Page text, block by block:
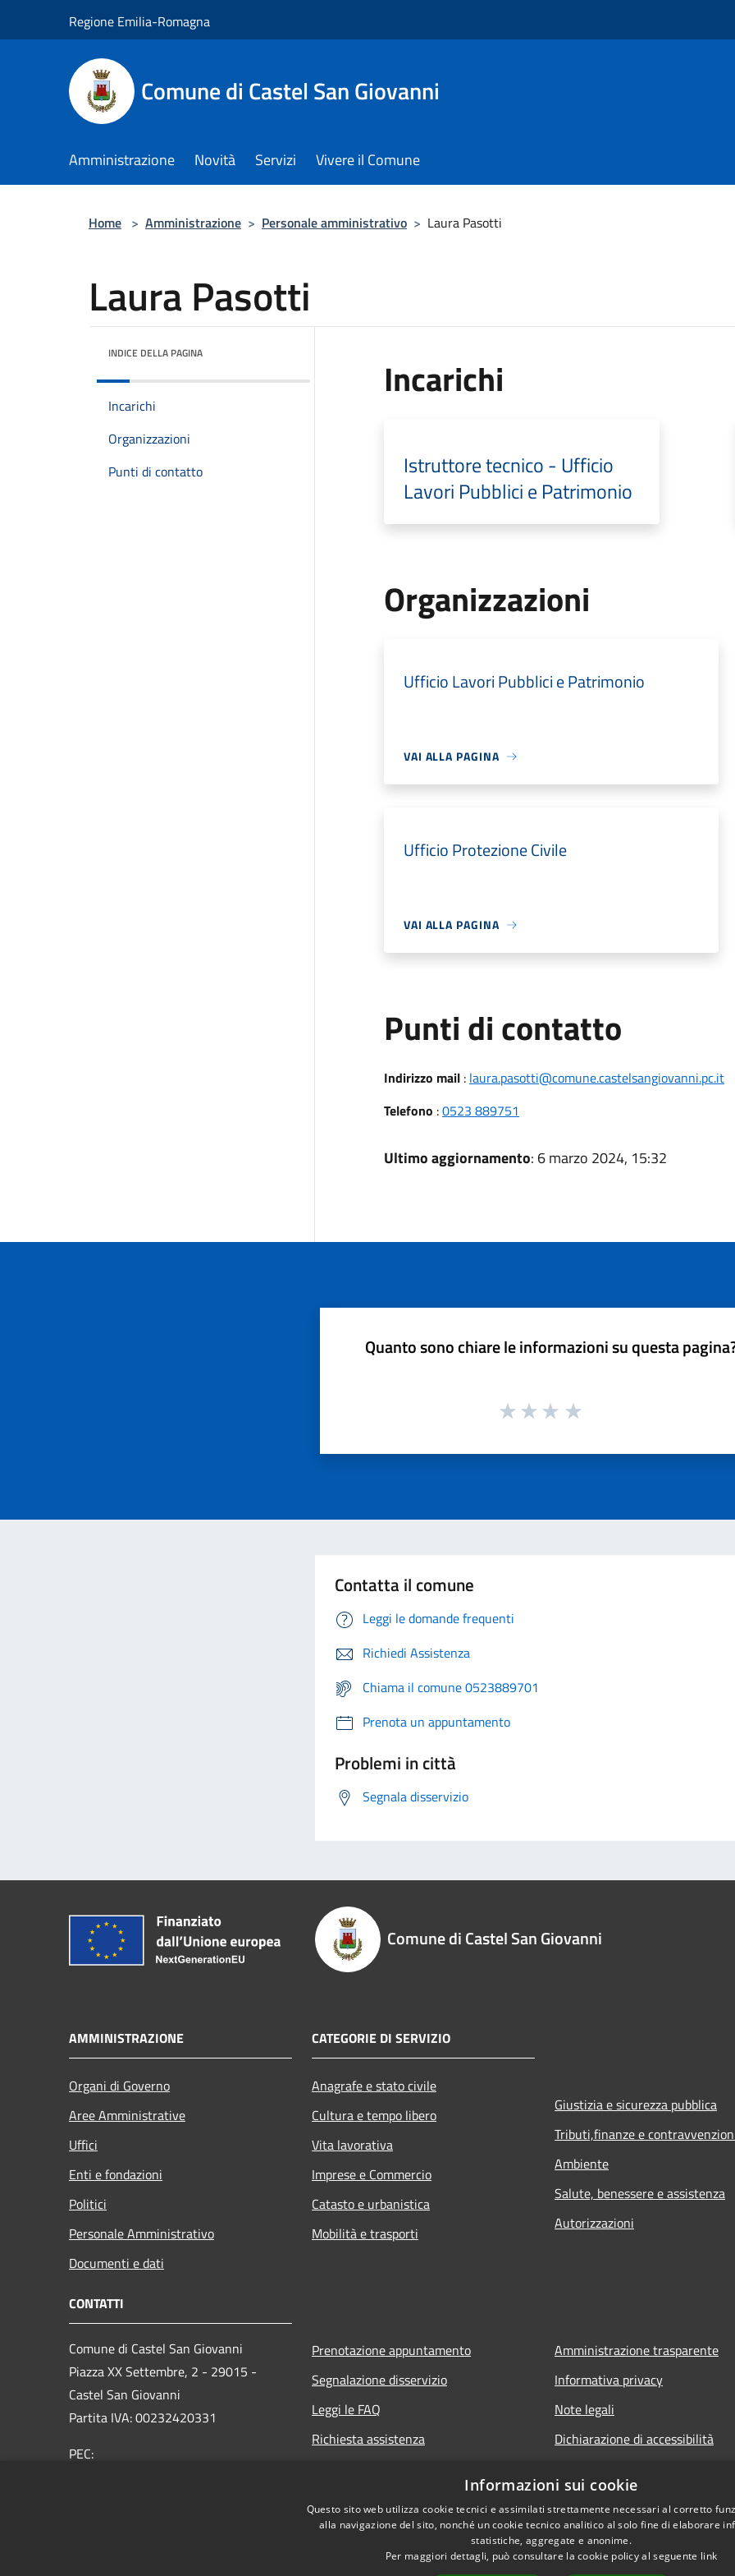
Regione Emilia-Romagna
Comune di Castel San Giovanni
Amministrazione Novità Servizi Vivere il Comune
Home > Amministrazione > Personale amministrativo > Laura Pasotti
Laura Pasotti
INDICE DELLA PAGINA
Incarichi
Organizzazioni
Punti di contatto
Incarichi
Istruttore tecnico - Ufficio
Lavori Pubblici e Patrimonio
Organizzazioni
Ufficio Lavori Pubblici e Patrimonio
VAI ALLA PAGINA
Ufficio Protezione Civile
VAI ALLA PAGINA
Punti di contatto
Indirizzo mail: laura.pasotti@comune.castelsangiovanni.pc.it
Telefono :0523 889751
Ultimo aggiornamento: 6 marzo 2024, 15:32
Quanto sono chiare le informazioni su questa
Contatta il comune
Leggi le domande frequenti
Richiedi Assistenza
Chiama il comune 0523889701
Prenota un appuntamento
Problemi in città
Segnala disservizio
Comune di Castel San Giovanni
AMMINISTRAZIONE
Organi di Governo
Aree Amministrative
Uffici
Enti e fondazioni
Politici
Personale Amministrativo
Documenti e dati
CATEGORIE DI SERVIZIO
Anagrafe e stato civile
Cultura e tempo libero
Vita lavorativa
Imprese e Commercio
Catasto e urbanistica
Mobilità e trasporti
Giustizia e sicurezza pubblica
Tributi,finanze e
Ambiente
Salute, benessere e assistenza
Autorizzazioni
CONTATTI
Comune di Castel San Giovanni
Piazza XX Settembre, 2 - 29015 -
Castel San Giovanni
Partita IVA: 00232420331
PEC:
Prenotazione appuntamento
Segnalazione disservizio
Leggi le FAQ
Richiesta assistenza
Amministrazione trasparente
Informativa privacy
Note legali
Dichiarazione di accessibilità
Informazioni sui cookie
Questo sito web utilizza cookie tecnici e assimilati strettamente necessari al corretto
alla navigazione del sito, nonché un cookie tecnico analitico al solo fine di elaborare
statistiche, aggregate e anonime.
Per maggiori dettagli, può consultare la cookie policy al seguente link